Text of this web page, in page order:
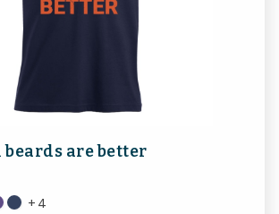
are better
+ 4